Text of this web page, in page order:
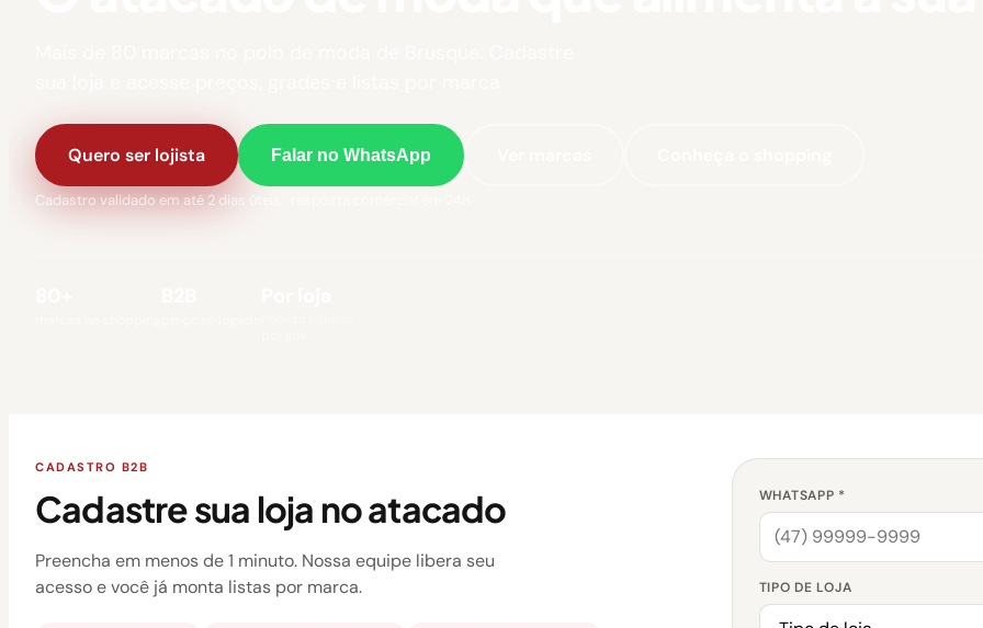
Quero ser lojista Falar no WhatsApp
Cadastro validado em até 2 dias úteis · resposta comercial em 24h
CADASTRO B2B
Cadastre sua loja no atacado
Preencha em menos de 1 minuto. Nossa equipe libera seu
acesso e você já monta listas por marca.
WHATSAPP *
TIPO DE LOJA